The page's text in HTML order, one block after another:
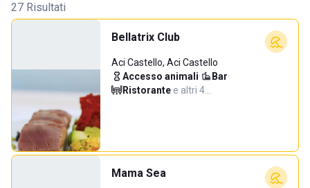
27 Risultati
Bellatrix Club
Aci Castello, Aci Castello
Accesso animali· Bar·
Ristorante·e altri 4…
Mama Sea